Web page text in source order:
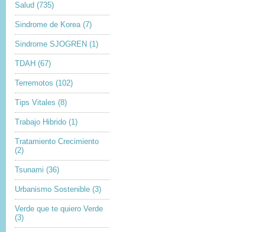
Salud (735)
Sindrome de Korea (7)
Sindrome SJOGREN (1)
TDAH (67)
Terremotos (102)
Tips Vitales (8)
Trabajo Hibrido (1)
Tratamiento Crecimiento
(2)
Tsunami (36)
Urbanismo Sostenible (3)
Verde que te quiero Verde
(3)